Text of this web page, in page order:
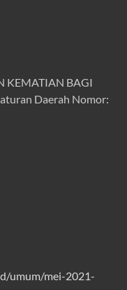
KEMATIAN BAGI
Daerah Nomor:
umum/mei-2021-